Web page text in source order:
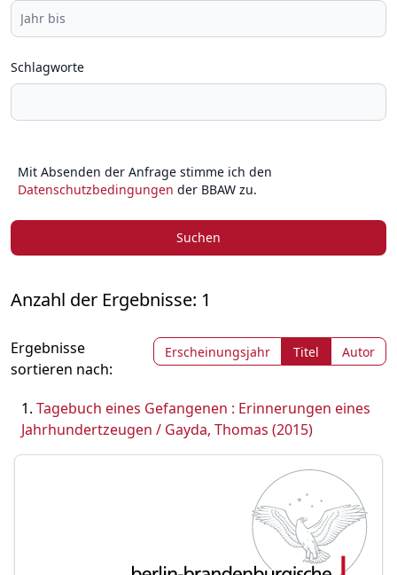
Schlagworte
Mit Absenden der Anfrage stimme ich den
Datenschutzbedingungen der BBAW zu.
Suchen
Anzahl der Ergebnisse: 1
Ergebnisse
sortieren nach:
Erscheinungsjahr Titel Autor
Tagebuch eines Gefangenen : Erinnerungen eines
Jahrhundertzeugen / Gayda, Thomas (2015)